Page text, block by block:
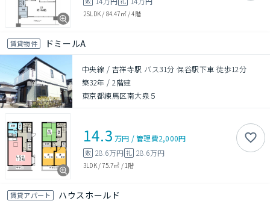
2SLDK / 84.47㎡/4階
賃貸物件 ドミールA
中央線 / 吉祥寺駅 バス31分 保谷駅下車 徒歩12分
築32年 /2階建
東京都練馬区南大泉５
14.3 万円 /管理費2,000円
敷 28.6万円 礼 28.6万円
3LDK/75.7㎡ / 1階
賃貸アパート ハウスホールド